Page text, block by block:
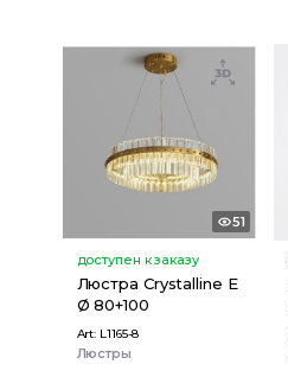
51
доступен к заказу
Люстра Crystalline E
Ø 80+100
Art: L1165-8
Люстры